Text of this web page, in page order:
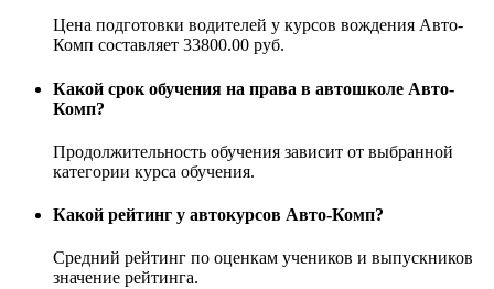
Цена подготовки водителей у курсов вождения Авто-
Комп составляет 33800.00 руб.
Какой срок обучения на права в автошколе Авто-
Комп?
Продолжительность обучения зависит от выбранной
категории курса обучения.
Какой рейтинг у автокурсов Авто-Комп?
Средний рейтинг по оценкам учеников и выпускников
значение рейтинга.